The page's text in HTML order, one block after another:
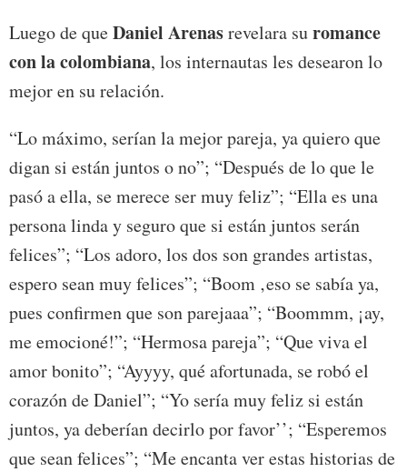
Luego de queDaniel Arenasrevelara suromance
con la colombiana, los internautas les desearon lo
mejor en su relación.
“Lo máximo, serían la mejor pareja, ya quiero que
digan si están juntos o no”; “Después de lo que le
pasó a ella, se merece ser muy feliz”; “Ella es una
persona linda y seguro que si están juntos serán
felices”; “Los adoro, los dos son grandes artistas,
espero sean muy felices”; “Boom ‚eso se sabía ya,
pues confirmen que son parejaaa”; “Boommm, ¡ay,
me emocioné!”; “Hermosa pareja”; “Que viva el
amor bonito”; “Ayyyy, qué afortunada, se robó el
corazón de Daniel”; “Yo sería muy feliz si están
juntos, ya deberían decirlo por favor’’; “Esperemos
que sean felices”; “Me encanta ver estas historias de